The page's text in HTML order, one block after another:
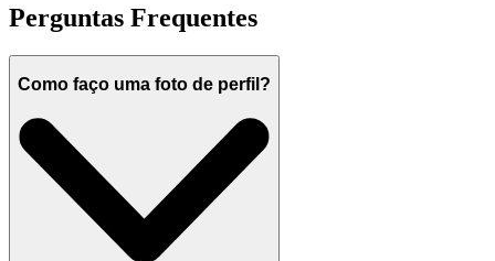
Perguntas Frequentes
Como faço uma foto de perfil?